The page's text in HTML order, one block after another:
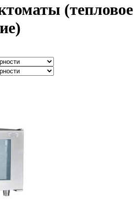
(тепловое